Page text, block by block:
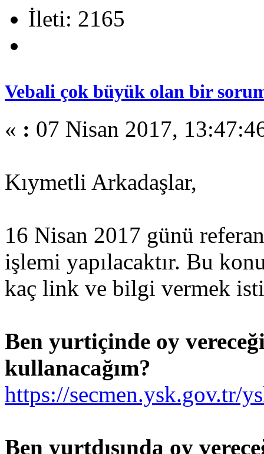
İleti: 2165
Vebali çok büyük olan bir
« : 07 Nisan 2017,
Kıymetli Arkadaşlar,
16 Nisan 2017 günü
işlemi yapılacaktır. Bu
kaç link ve bilgi vermek
Ben yurtiçinde oy
kullanacağım?
https://secmen.ysk.gov.tr/
Ben yurtdışında oy